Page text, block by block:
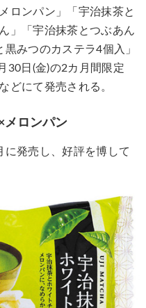
ロンパン」「宇治抹茶と
」「宇治抹茶とつぶあん
みつのカステラ4個入」
30日(金)の2カ月間限定
どにて発売される。
メロンパン
に発売し、好評を博して